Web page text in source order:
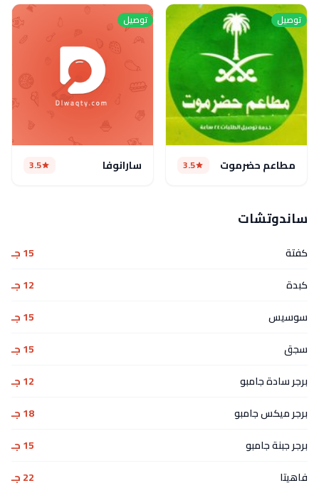
توصيل
مطاعم حضرموت 3.5
توصيل
سارانوفا 3.5
ساندوتشات
كفتة
15 جـ
كبدة
12 جـ
سوسيس
15 جـ
سجق
15 جـ
برجر سادة جامبو
12 جـ
برجر ميكس جامبو
18 جـ
برجر جبنة جامبو
15 جـ
فاهيتا
22 جـ